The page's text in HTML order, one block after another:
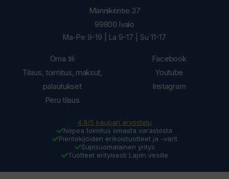
Oma tili
Tilaus, toimitus, maksut,
palautukset
Peru tilaus
Männiköntie 37
99800 Ivalo
Ma-Pe 9-19 | La 9-17 | Su 11-17
Facebook
Youtube
Instagram
4.9/5 kaupan arvostelu
Nopea toimitus omasta varastosta
Pientekijöiden erikoistuotteet ja -värit
Supisuomalainen yritys
Tuotteet erityisesti Lapin vesille